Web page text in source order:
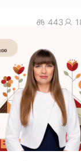
443